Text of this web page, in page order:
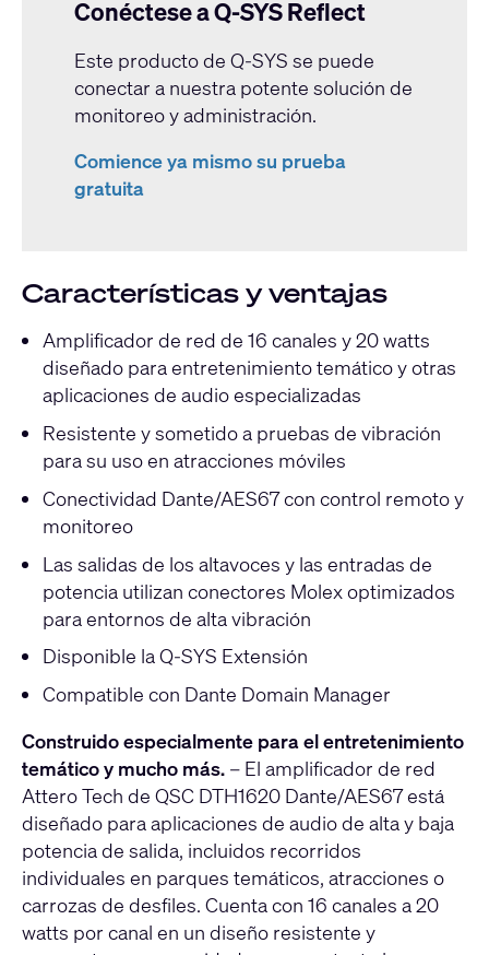
Conéctese a Q-SYS Reflect
Este producto de Q-SYS se puede
conectar a nuestra potente solución de
monitoreo y administración.
Comience ya mismo su prueba
gratuita
Características y ventajas
Amplificador de red de 16 canales y 20 watts
diseñado para entretenimiento temático y otras
aplicaciones de audio especializadas
Resistente y sometido a pruebas de vibración
para su uso en atracciones móviles
Conectividad Dante/AES67 con control remoto y
monitoreo
Las salidas de los altavoces y las entradas de
potencia utilizan conectores Molex optimizados
para entornos de alta vibración
Disponible la Q-SYS Extensión
Compatible con Dante Domain Manager
Construido especialmente para el entretenimiento
temático y mucho más. – El amplificador de red
Attero Tech de QSC DTH1620 Dante/AES67 está
diseñado para aplicaciones de audio de alta y baja
potencia de salida, incluidos recorridos
individuales en parques temáticos, atracciones o
carrozas de desfiles. Cuenta con 16 canales a 20
watts por canal en un diseño resistente y